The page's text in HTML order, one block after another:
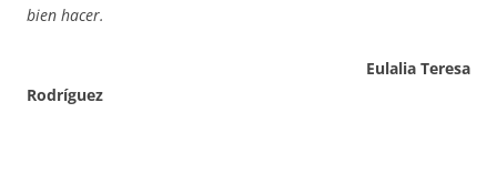
bien hacer.
Eulalia Teresa
Rodríguez